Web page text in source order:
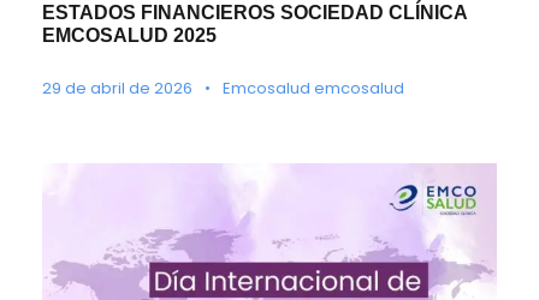
ESTADOS FINANCIEROS SOCIEDAD CLÍNICA
EMCOSALUD 2025
29 de abril de 2026 • Emcosalud emcosalud